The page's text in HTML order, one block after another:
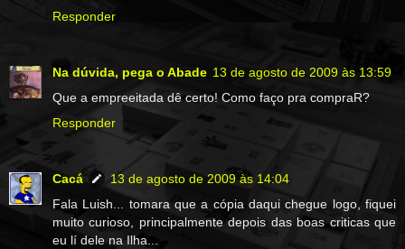
Responder
Na dúvida, pega o Abade 13 de agosto de 2009 às 13:59
Que a empreeitada dê certo! Como faço pra compraR?
Responder
Cacá
13 de agosto de 2009 às 14:04
Fala Luish... tomara que a cópia daqui chegue logo, fiquei
muito curioso, principalmente depois das boas criticas que
eu lí dele na Ilha...